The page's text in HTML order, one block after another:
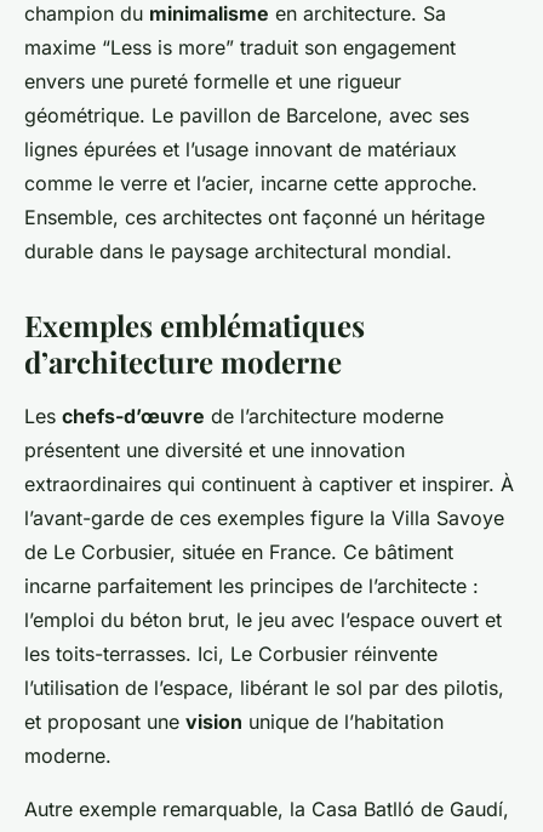
champion du minimalisme en architecture. Sa
maxime “Less is more” traduit son engagement
envers une pureté formelle et une rigueur
géométrique. Le pavillon de Barcelone, avec ses
lignes épurées et l’usage innovant de matériaux
comme le verre et l’acier, incarne cette approche.
Ensemble, ces architectes ont façonné un héritage
durable dans le paysage architectural mondial.
Exemples emblématiques
d’architecture moderne
Les chefs-d’œuvre de l’architecture moderne
présentent une diversité et une innovation
extraordinaires qui continuent à captiver et inspirer. À
l’avant-garde de ces exemples figure la Villa Savoye
de Le Corbusier, située en France. Ce bâtiment
incarne parfaitement les principes de l’architecte :
l’emploi du béton brut, le jeu avec l’espace ouvert et
les toits-terrasses. Ici, Le Corbusier réinvente
l’utilisation de l’espace, libérant le sol par des pilotis,
et proposant une vision unique de l’habitation
moderne.
Autre exemple remarquable, la Casa Batlló de Gaudí,